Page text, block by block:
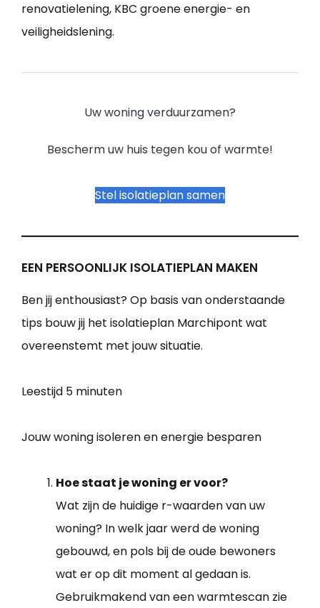
renovatielening, KBC groene energie- en
veiligheidslening.
Uw woning verduurzamen?
Bescherm uw huis tegen kou of warmte!
Stel isolatieplan samen
EEN PERSOONLIJK ISOLATIEPLAN MAKEN
Ben jij enthousiast? Op basis van onderstaande
tips bouw jij het isolatieplan Marchipont wat
overeenstemt met jouw situatie.
Leestijd 5 minuten
Jouw woning isoleren en energie besparen
Hoe staat je woning er voor?
Wat zijn de huidige r-waarden van uw
woning? In welk jaar werd de woning
gebouwd, en pols bij de oude bewoners
wat er op dit moment al gedaan is.
Gebruikmakend van een warmtescan zie